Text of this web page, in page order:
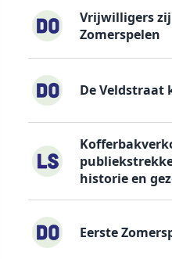
Vrijwilligers
Zomerspelen
De Veldstraat
historie en
Eerste